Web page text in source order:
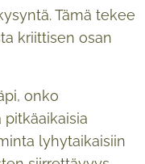
Tämä tekee
kriittisen osan
onko
lyhytaikaisiin